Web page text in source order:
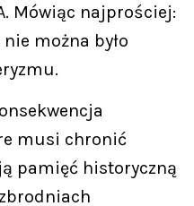
Mówiąc najprościej:
można było
musi chronić
pamięć historyczną